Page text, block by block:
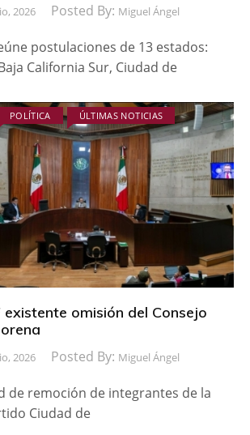
2026 Posted By: Miguel Ángel
postulaciones de 13 estados:
California Sur, Ciudad de
POLÍTICA ÚLTIMAS NOTICIAS
existente omisión del Consejo
2026 Posted By: Miguel Ángel
de remoción de integrantes de la
Ciudad de